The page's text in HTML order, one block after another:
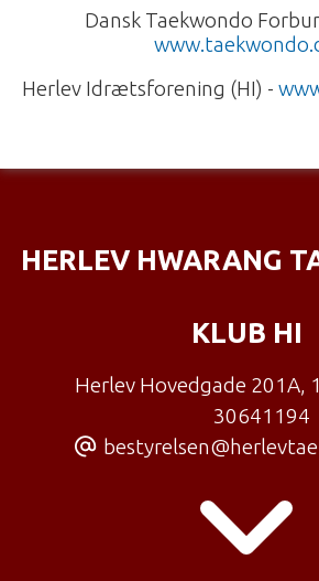
Dansk Taekwondo
Herlev Idrætsforening (HI) -
HERLEV HWARANG
KLUB HI
Herlev Hovedgade 201A,
30641194